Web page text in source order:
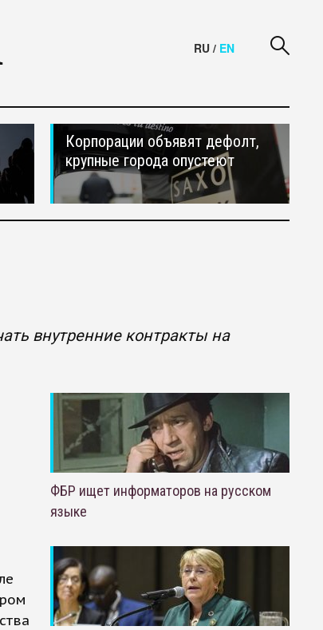
RU / EN
Корпорации объявят дефолт,
крупные города опустеют
внутренние контракты на
ФБР ищет информаторов на русском
языке